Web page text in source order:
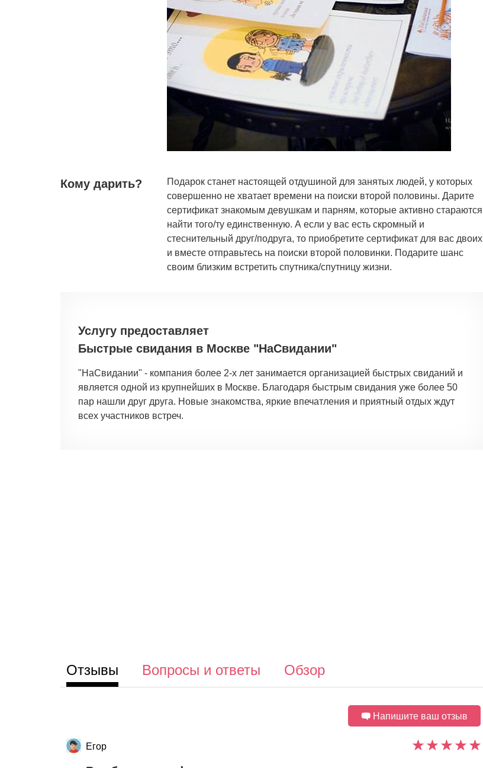
Кому дарить?
Подарок станет настоящей отдушиной для занятых людей, у которых
совершенно не хватает времени на поиски второй половины. Дарите
сертификат знакомым девушкам и парням, которые активно стараются
найти того/ту единственную. А если у вас есть скромный и
стеснительный друг/подруга, то приобретите сертификат для вас двоих
и вместе отправьтесь на поиски второй половинки. Подарите шанс
своим близким встретить спутника/спутницу жизни.
Услугу предоставляет
Быстрые свидания в Москве "НаСвидании"
"НаСвидании" - компания более 2-х лет занимается организацией быстрых свиданий и
является одной из крупнейших в Москве. Благодаря быстрым свидания уже более 50
пар нашли друг друга. Новые знакомства, яркие впечатления и приятный отдых ждут
всех участников встреч.
Отзывы Вопросы и ответы Обзор
Напишите ваш отзыв
Егор